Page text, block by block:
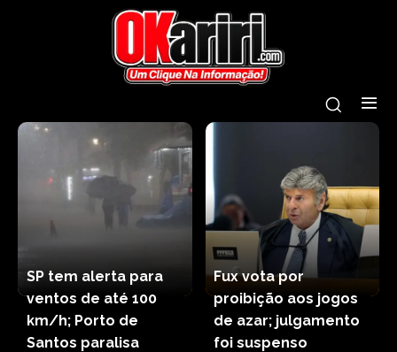
SP tem alerta para
ventos de até 100
km/h; Porto de
Santos paralisa
Fux vota por
proibição aos jogos
de azar; julgamento
foi suspenso